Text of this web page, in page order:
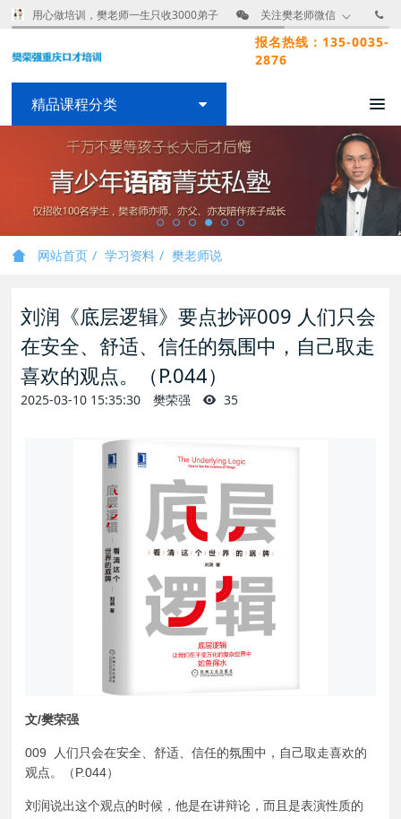
用心做培训，樊老师一生只收3000弟子 关注樊老师微信
报名热线：135-0035-
2876
精品课程分类
网站首页 学习资料 樊老师说
刘润《底层逻辑》要点抄评009 人们只会
在安全、舒适、信任的氛围中，自己取走
喜欢的观点。（P.044）
2025-03-10 15:35:30 樊荣强 35
文/樊荣强
009 人们只会在安全、舒适、信任的氛围中，自己取走喜欢的
观点。（P.044）
刘润说出这个观点的时候，他是在讲辩论，而且是表演性质的